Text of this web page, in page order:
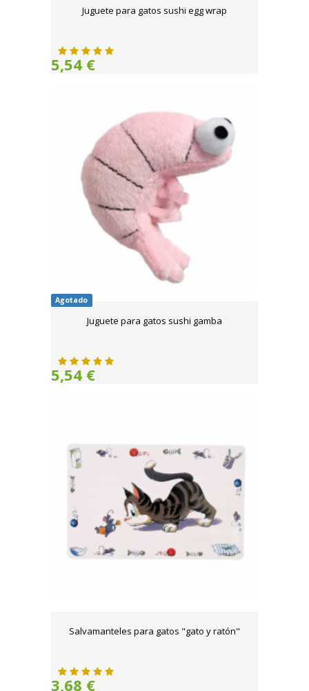
Juguete para gatos sushi egg wrap
5,54 €
Agotado
Juguete para gatos sushi gamba
5,54 €
Salvamanteles para gatos "gato y ratón"
3,68 €